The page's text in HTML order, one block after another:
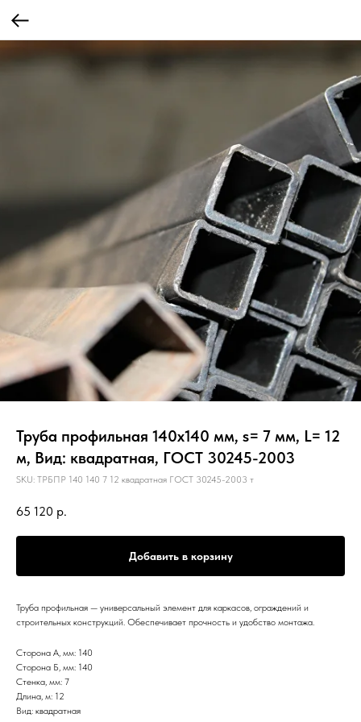
Труба профильная 140х140 мм, s= 7 мм, L= 12
м, Вид: квадратная, ГОСТ 30245-2003
SKU: ТРБПР 140 140 7 12 квадратная ГОСТ 30245-2003 т
65 120 р.
Добавить в корзину
Труба профильная — универсальный элемент для каркасов, ограждений и
строительных конструкций. Обеспечивает прочность и удобство монтажа.
Сторона А, мм: 140
Сторона Б, мм: 140
Стенка, мм: 7
Длина, м: 12
Вид: квадратная